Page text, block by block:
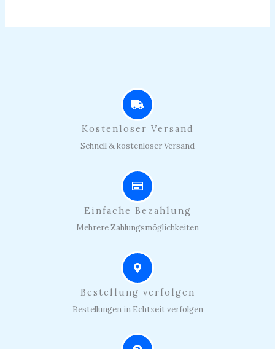
Kostenloser Versand
Schnell & kostenloser Versand
Einfache Bezahlung
Mehrere Zahlungsmöglichkeiten
Bestellung verfolgen
Bestellungen in Echtzeit verfolgen